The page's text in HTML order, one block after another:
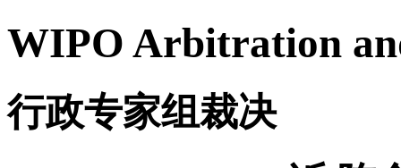
WIPO Arbitration
行政专家组裁决